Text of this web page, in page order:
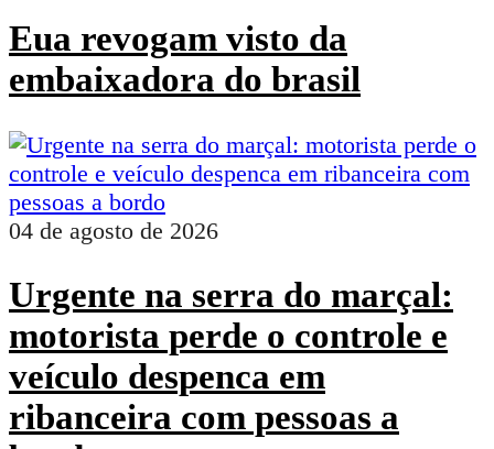
Eua revogam visto da
embaixadora do brasil
04 de agosto de 2026
Urgente na serra do marçal:
motorista perde o controle e
veículo despenca em
ribanceira com pessoas a